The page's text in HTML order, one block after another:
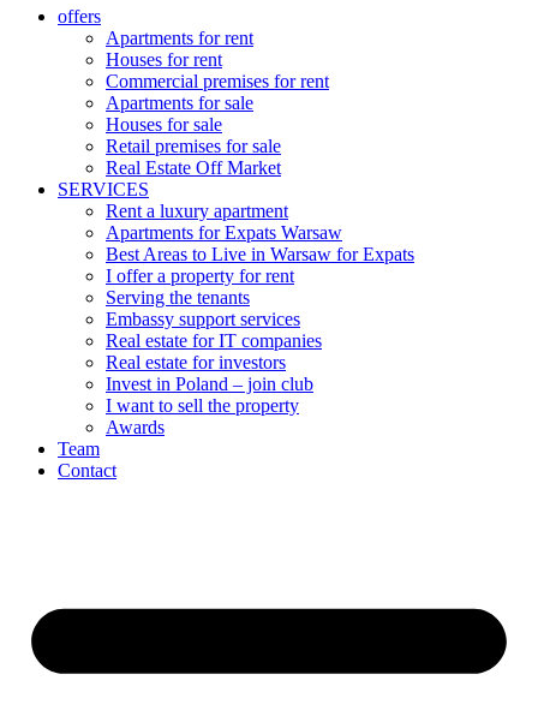
offers
Apartments for rent
Houses for rent
Commercial premises for rent
Apartments for sale
Houses for sale
Retail premises for sale
Real Estate Off Market
SERVICES
Rent a luxury apartment
Apartments for Expats Warsaw
Best Areas to Live in Warsaw for Expats
I offer a property for rent
Serving the tenants
Embassy support services
Real estate for IT companies
Real estate for investors
Invest in Poland – join club
I want to sell the property
Awards
Team
Contact